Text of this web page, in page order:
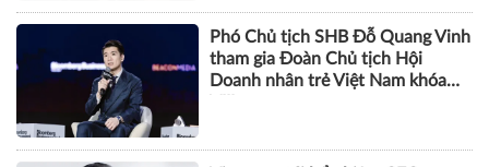
Phó Chủ tịch SHB Đỗ Quang Vinh
tham gia Đoàn Chủ tịch Hội
Doanh nhân trẻ Việt Nam khóa